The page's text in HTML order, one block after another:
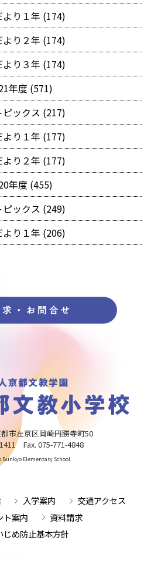
より１年 (174)
より２年 (174)
より３年 (174)
年度 (571)
ピックス (217)
より１年 (177)
より２年 (177)
年度 (455)
ピックス (249)
より１年 (206)
市左京区岡崎円勝寺町50
Fax. 075-771-4848
Bunkyo Elementary School.
入学案内
交通アクセス
ト案内
資料請求
じめ防止基本方針